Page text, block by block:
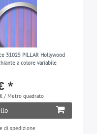
31025 PILLAR Hollywood
a colore variabile
*
/ Metro quadrato
di spedizione